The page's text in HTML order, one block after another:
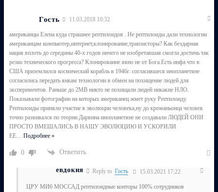
Гость 11.03.2018 10:32
американцы Елена куда страшнее рептилоидов . Не рептилоиды дали технологии
американцам компьютер,интернет,клонирование,транзисторы? Как бездарная
нация вплоть до середины 40-х годов ничего не изобретавшая смогла достичь так
резко технического прогресса? Клонирование явно не от Бога.Есть инфа что в
США приземлился космический корабль в 1946г. согласившеся инопланетяне
согласились передать янкам технологии в обмен на похищение людей для
экспериментов. Раньше до 2МВ никто не похищали людей никакие НЛО.
Показывали фотографии на которых американец жмет руку Рептилоиду.
Рептилоиды приняли участие в эволюции человека,ну до кроманьонца человек
точно развивался по теории Дарвина инопланетяне не создавали ЛЮДЕЙ ОНИ
ПРОСТО ВМЕШАЛИСЬ В НАШУ ЭВОЛЮЦИЮ И УСКОРИЛИ
ЕЕ… Подробнее »
0 Ответить
евдокия Reply to Гость 15.03.2021 17:22
ЦРУ МИ6 МОССАД рептилоидные конторы 100% сотрудников